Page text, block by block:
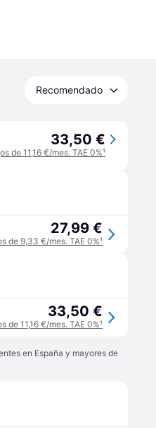
Recomendado
33,50 €
de 11,16 €/mes. TAE 0%¹
27,99 €
de 9,33 €/mes. TAE 0%¹
33,50 €
de 11,16 €/mes. TAE 0%¹
en España y mayores de